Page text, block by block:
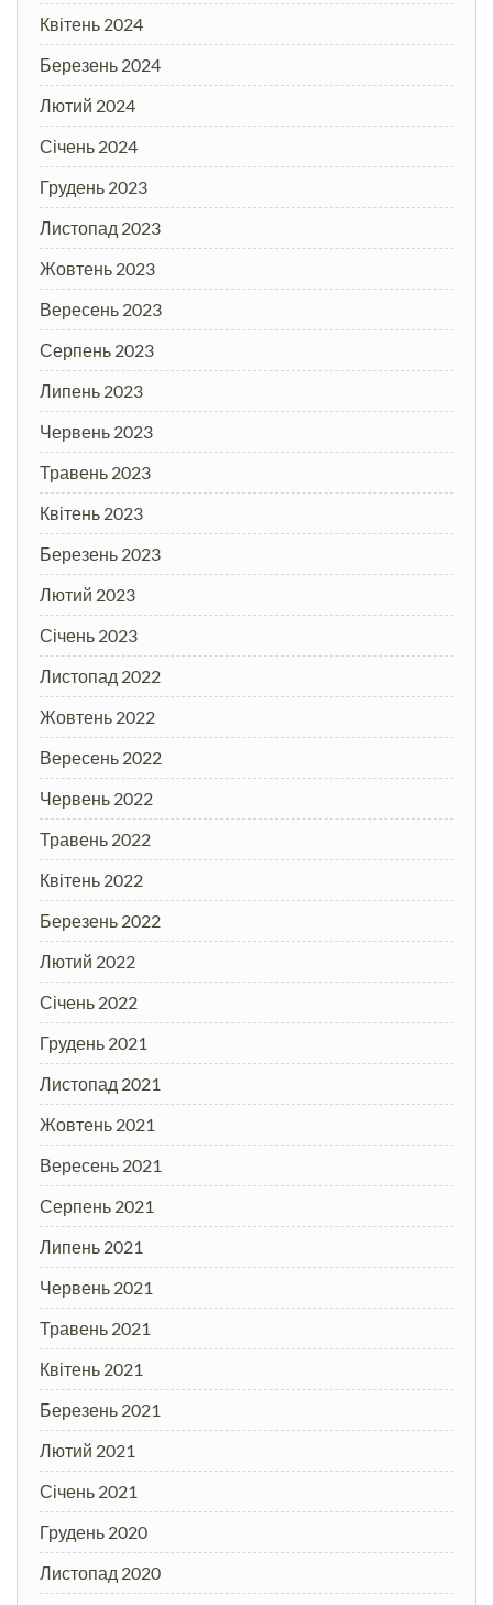
Квітень 2024
Березень 2024
Лютий 2024
Січень 2024
Грудень 2023
Листопад 2023
Жовтень 2023
Вересень 2023
Серпень 2023
Липень 2023
Червень 2023
Травень 2023
Квітень 2023
Березень 2023
Лютий 2023
Січень 2023
Листопад 2022
Жовтень 2022
Вересень 2022
Червень 2022
Травень 2022
Квітень 2022
Березень 2022
Лютий 2022
Січень 2022
Грудень 2021
Листопад 2021
Жовтень 2021
Вересень 2021
Серпень 2021
Липень 2021
Червень 2021
Травень 2021
Квітень 2021
Березень 2021
Лютий 2021
Січень 2021
Грудень 2020
Листопад 2020